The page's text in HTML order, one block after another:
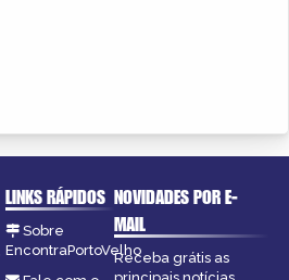
LINKS RÁPIDOS
Sobre
EncontraPortoVelho
NOVIDADES POR E-
MAIL
Receba grátis as